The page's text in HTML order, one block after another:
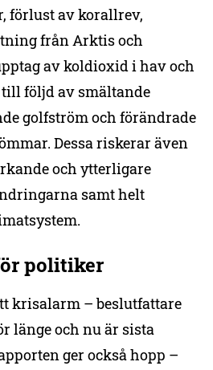
förlust av korallrev,
från Arktis och
av koldioxid i hav och
följd av smältande
golfström och förändrade
Dessa riskerar även
och ytterligare
samt helt
politiker
krisalarm – beslutfattare
länge och nu är sista
ger också hopp –